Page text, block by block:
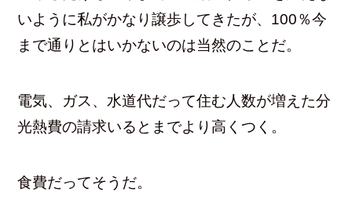
いように私がかなり譲歩してきたが、100％今
まで通りとはいかないのは当然のことだ。
電気、ガス、水道代だって住む人数が増えた分
光熱費の請求いるとまでより高くつく。
食費だってそうだ。